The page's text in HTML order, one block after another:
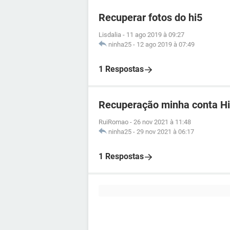
Recuperar fotos do hi5
Lisdalia - 11 ago 2019 à 09:27
ninha25 - 12 ago 2019 à 07:49
1 Respostas
Recuperação minha conta
RuiRomao - 26 nov 2021 à 11:48
ninha25 - 29 nov 2021 à 06:17
1 Respostas